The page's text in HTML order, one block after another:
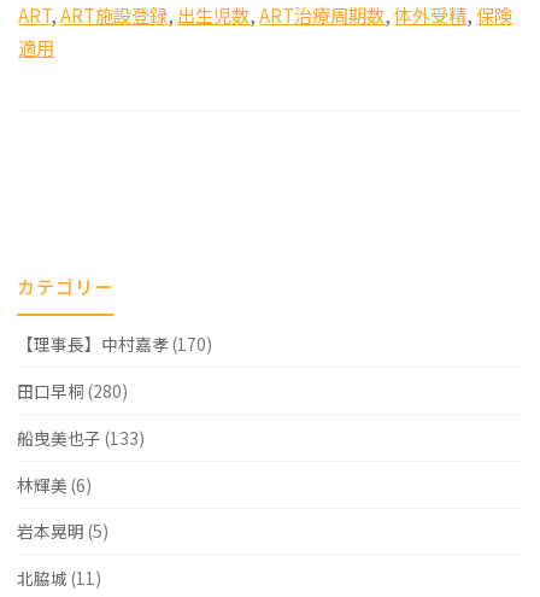
ART, ART施設登録, 出生児数, ART治療周期数, 体外受精, 保険
適用
カテゴリー
【理事長】中村嘉孝(170)
田口早桐 (280)
船曳美也子 (133)
林輝美 (6)
岩本晃明 (5)
北脇城 (11)